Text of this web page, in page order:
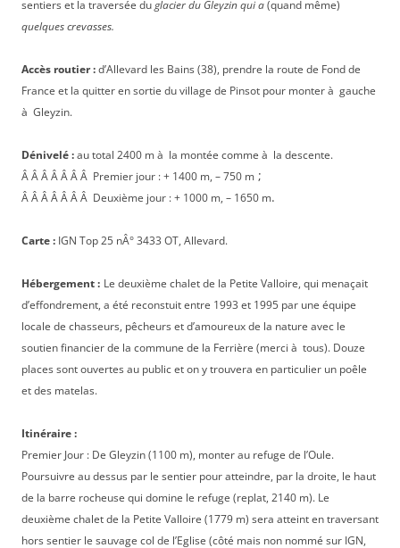
sentiers et la traversée du glacier du Gleyzin qui a (quand même)
quelques crevasses.
Accès routier : d’Allevard les Bains (38), prendre la route de Fond de
France et la quitter en sortie du village de Pinsot pour monter à gauche
à Gleyzin.
Dénivelé : au total 2400 m à la montée comme à la descente.
Â Â Â Â Â Â Â Premier jour : + 1400 m, – 750 m ;
Â Â Â Â Â Â Â Deuxième jour : + 1000 m, – 1650 m.
Carte : IGN Top 25 nÂ° 3433 OT, Allevard.
Hébergement : Le deuxième chalet de la Petite Valloire, qui menaçait
d’effondrement, a été reconstuit entre 1993 et 1995 par une équipe
locale de chasseurs, pêcheurs et d’amoureux de la nature avec le
soutien financier de la commune de la Ferrière (merci à tous). Douze
places sont ouvertes au public et on y trouvera en particulier un poêle
et des matelas.
Itinéraire :
Premier Jour : De Gleyzin (1100 m), monter au refuge de l’Oule.
Poursuivre au dessus par le sentier pour atteindre, par la droite, le haut
de la barre rocheuse qui domine le refuge (replat, 2140 m). Le
deuxième chalet de la Petite Valloire (1779 m) sera atteint en traversant
hors sentier le sauvage col de l’Eglise (côté mais non nommé sur IGN,